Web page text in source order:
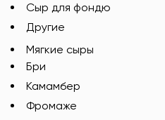
Сыр для фондю
Другие
Мягкие сыры
Бри
Камамбер
Фромаже